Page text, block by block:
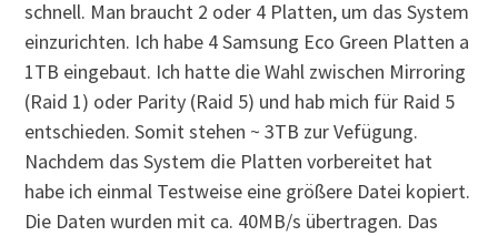
schnell. Man braucht 2 oder 4 Platten, um das System
einzurichten. Ich habe 4 Samsung Eco Green Platten a
1TB eingebaut. Ich hatte die Wahl zwischen Mirroring
(Raid 1) oder Parity (Raid 5) und hab mich für Raid 5
entschieden. Somit stehen ~ 3TB zur Vefügung.
Nachdem das System die Platten vorbereitet hat
habe ich einmal Testweise eine größere Datei kopiert.
Die Daten wurden mit ca. 40MB/s übertragen. Das